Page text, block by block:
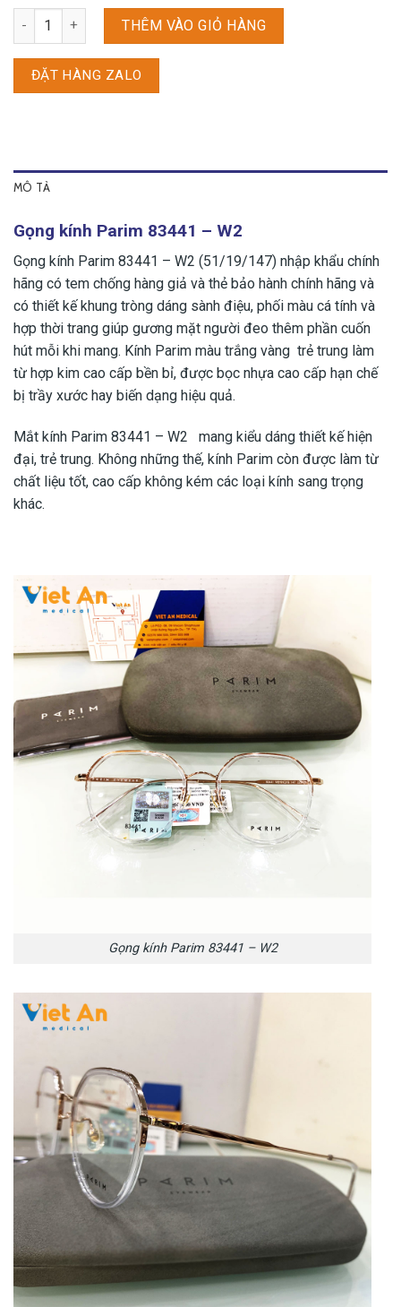
Gọng kính Parim 83441 - W2 số lượng
THÊM VÀO GIỎ HÀNG
ĐẶT HÀNG ZALO
MÔ TẢ
Gọng kính Parim 83441 – W2
Gọng kính Parim 83441 – W2 (51/19/147) nhập khẩu chính
hãng có tem chống hàng giả và thẻ bảo hành chính hãng và
có thiết kế khung tròng dáng sành điệu, phối màu cá tính và
hợp thời trang giúp gương mặt người đeo thêm phần cuốn
hút mỗi khi mang. Kính Parim màu trắng vàng trẻ trung làm
từ hợp kim cao cấp bền bỉ, được bọc nhựa cao cấp hạn chế
bị trầy xước hay biến dạng hiệu quả.
Mắt kính Parim 83441 – W2 mang kiểu dáng thiết kế hiện
đại, trẻ trung. Không những thế, kính Parim còn được làm từ
chất liệu tốt, cao cấp không kém các loại kính sang trọng
khác.
Gọng kính Parim 83441 – W2